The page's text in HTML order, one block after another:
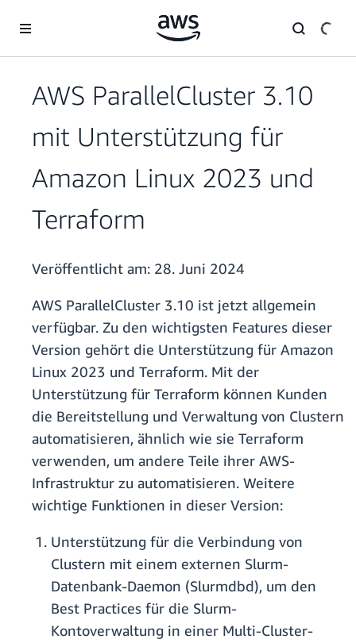
Überspringen zum Hauptinhalt
AWS ParallelCluster 3.10
mit Unterstützung für
Amazon Linux 2023 und
Terraform
Veröffentlicht am: 28. Juni 2024
AWS ParallelCluster 3.10 ist jetzt allgemein
verfügbar. Zu den wichtigsten Features dieser
Version gehört die Unterstützung für Amazon
Linux 2023 und Terraform. Mit der
Unterstützung für Terraform können Kunden
die Bereitstellung und Verwaltung von Clustern
automatisieren, ähnlich wie sie Terraform
verwenden, um andere Teile ihrer AWS-
Infrastruktur zu automatisieren. Weitere
wichtige Funktionen in dieser Version:
Unterstützung für die Verbindung von
Clustern mit einem externen Slurm-
Datenbank-Daemon (Slurmdbd), um den
Best Practices für die Slurm-
Kontoverwaltung in einer Multi-Cluster-